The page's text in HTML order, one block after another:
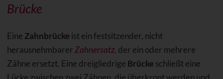
Brücke
Eine Zahnbrücke ist ein festsitzender, nicht
herausnehmbarer Zahnersatz, der ein oder mehrere
Zähne ersetzt. Eine dreigliedrige Brücke schließt eine